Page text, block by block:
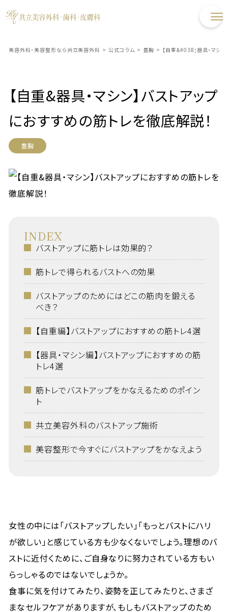
美容外科・美容整形なら共立美容外科 > 公式コラム > 豊胸 > 【自重&#038;器具・マシン
【自重&器具・マシン】バストアップ
におすすめの筋トレを徹底解説！
豊胸
INDEX
バストアップに筋トレは効果的？
筋トレで得られるバストへの効果
バストアップのためにはどこの筋肉を鍛える
べき？
【自重編】バストアップにおすすめの筋トレ4選
【器具・マシン編】バストアップにおすすめの筋
トレ4選
筋トレでバストアップをかなえるためのポイン
ト
共立美容外科のバストアップ施術
美容整形で今すぐにバストアップをかなえよう
女性の中には「バストアップしたい」「もっとバストにハリ
が欲しい」と感じている方も少なくないでしょう。理想のバ
ストに近付くために、ご自身なりに努力されている方もい
らっしゃるのではないでしょうか。
食事に気を付けてみたり、姿勢を正してみたりと、さまざ
まなセルフケアがありますが、もしもバストアップのため